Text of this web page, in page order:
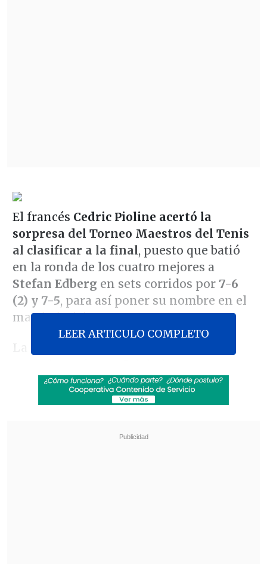
El francés Cedric Pioline acertó la
sorpresa del Torneo Maestros del Tenis
al clasificar a la final, puesto que batió
en la ronda de los cuatro mejores a
Stefan Edberg en sets corridos por7-6
(2) y 7-5, para así poner su nombre en el
match decisivo.
La primera manga arrancó favorable
quebró en el segundo juego y con ello
mandó en el comienzo, para luego con su
LEER ARTICULO COMPLETO